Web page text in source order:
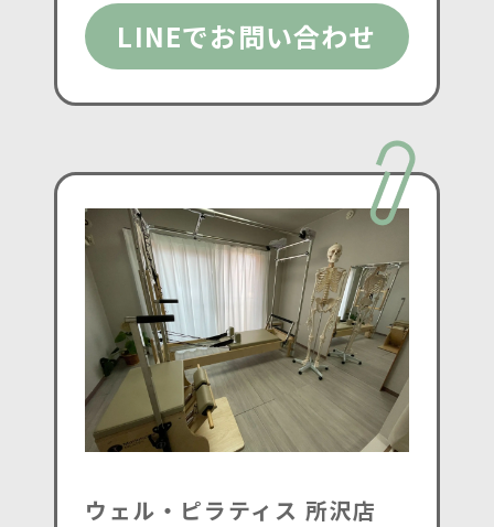
LINEでお問い合わせ
ウェル・ピラティス 所沢店